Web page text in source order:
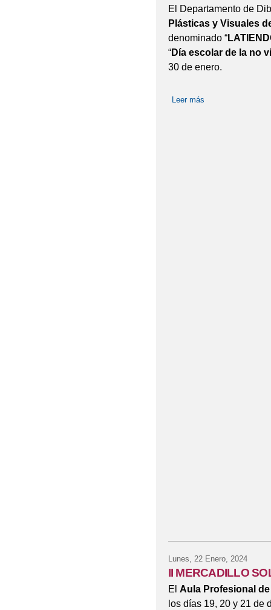
El Departamento de
Plásticas y Visuales
denominado “
“Día escolar de la no
30 de enero.
Leer más
Lunes, 22 Enero, 2024
II MERCADILLO
El Aula Profesional
los días 19, 20 y 21 de